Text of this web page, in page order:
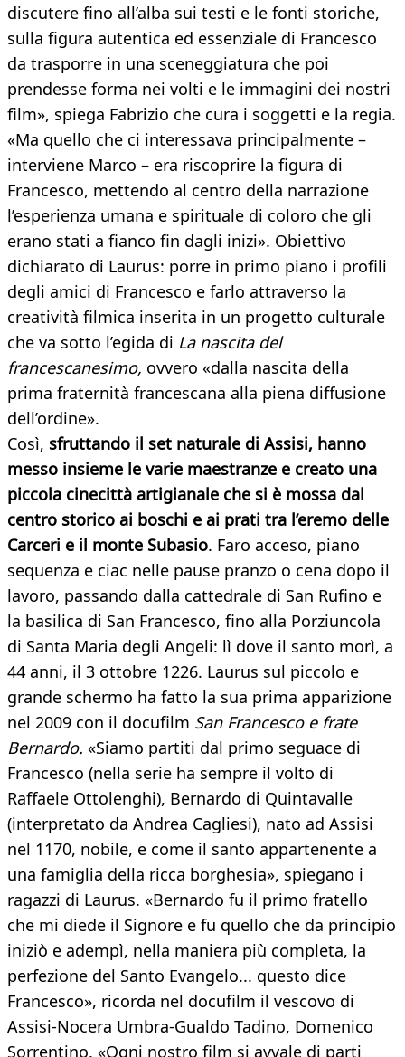
discutere fino all’alba sui testi e le fonti storiche,
sulla figura autentica ed essenziale di Francesco
da trasporre in una sceneggiatura che poi
prendesse forma nei volti e le immagini dei nostri
film», spiega Fabrizio che cura i soggetti e la regia.
«Ma quello che ci interessava principalmente –
interviene Marco – era riscoprire la figura di
Francesco, mettendo al centro della narrazione
l’esperienza umana e spirituale di coloro che gli
erano stati a fianco fin dagli inizi». Obiettivo
dichiarato di Laurus: porre in primo piano i profili
degli amici di Francesco e farlo attraverso la
creatività filmica inserita in un progetto culturale
che va sotto l’egida di La nascita del
francescanesimo, ovvero «dalla nascita della
prima fraternità francescana alla piena diffusione
dell’ordine».
Così, sfruttando il set naturale di Assisi, hanno
messo insieme le varie maestranze e creato una
piccola cinecittà artigianale che si è mossa dal
centro storico ai boschi e ai prati tra l’eremo delle
Carceri e il monte Subasio. Faro acceso, piano
sequenza e ciac nelle pause pranzo o cena dopo il
lavoro, passando dalla cattedrale di San Rufino e
la basilica di San Francesco, fino alla Porziuncola
di Santa Maria degli Angeli: lì dove il santo morì, a
44 anni, il 3 ottobre 1226. Laurus sul piccolo e
grande schermo ha fatto la sua prima apparizione
nel 2009 con il docufilm San Francesco e frate
Bernardo. «Siamo partiti dal primo seguace di
Francesco (nella serie ha sempre il volto di
Raffaele Ottolenghi), Bernardo di Quintavalle
(interpretato da Andrea Cagliesi), nato ad Assisi
nel 1170, nobile, e come il santo appartenente a
una famiglia della ricca borghesia», spiegano i
ragazzi di Laurus. «Bernardo fu il primo fratello
che mi diede il Signore e fu quello che da principio
iniziò e adempì, nella maniera più completa, la
perfezione del Santo Evangelo... questo dice
Francesco», ricorda nel docufilm il vescovo di
Assisi-Nocera Umbra-Gualdo Tadino, Domenico
Sorrentino. «Ogni nostro film si avvale di parti